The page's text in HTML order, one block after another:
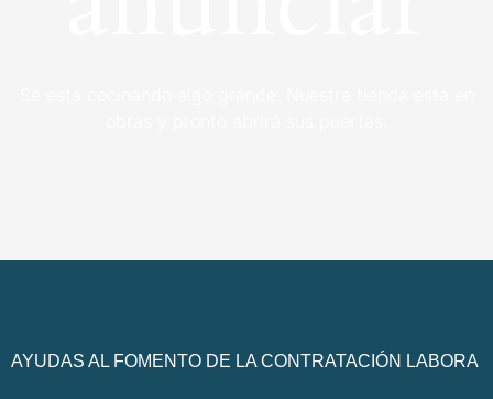
AYUDAS AL FOMENTO DE LA CONTRATACIÓN LABORA